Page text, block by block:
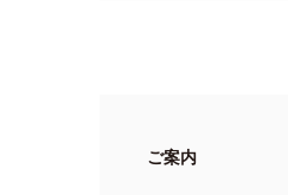
ご案内